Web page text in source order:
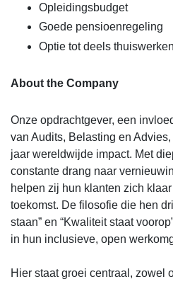
Opleidingsbudget
Goede pensioenregeling
Optie tot deels thuiswerken
About the Company
Onze opdrachtgever, een
van Audits, Belasting en
jaar wereldwijde impact. Met
constante drang naar
helpen zij hun klanten zich
toekomst. De filosofie die hen
staan” en “Kwaliteit staat
in hun inclusieve, open
Hier staat groei centraal, zowel